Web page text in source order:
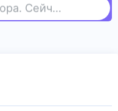
Найдите курс или автора. Сейчас ищут